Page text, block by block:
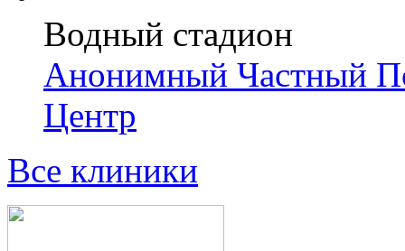
Водный стадион
Анонимный Частный
Центр
Все клиники